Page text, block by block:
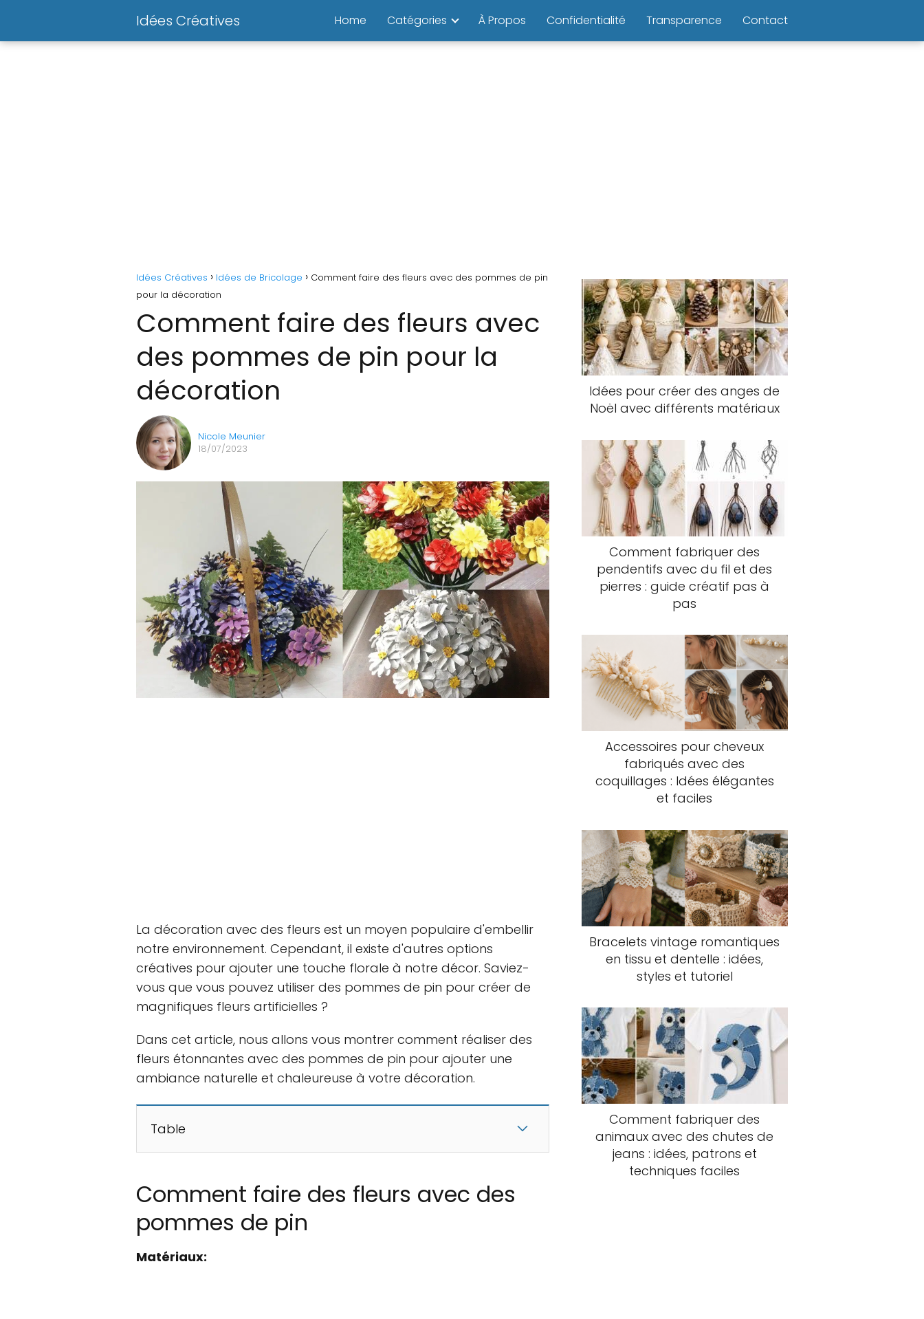
Idées Créatives Home Catégories À Propos Confidentialité Transparence Contact
Idées Créatives Idées de Bricolage
Comment faire des fleurs avec des pommes de pin
pour la décoration
Comment faire des fleurs avec
des pommes de pin pour la
décoration
Nicole Meunier
18/07/2023
La décoration avec des fleurs est un moyen populaire d'embellir
notre environnement. Cependant, il existe d'autres options
créatives pour ajouter une touche florale à notre décor. Saviez-
vous que vous pouvez utiliser des pommes de pin pour créer de
magnifiques fleurs artificielles ?
Dans cet article, nous allons vous montrer comment réaliser des
fleurs étonnantes avec des pommes de pin pour ajouter une
ambiance naturelle et chaleureuse à votre décoration.
Table
Comment faire des fleurs avec des
pommes de pin
Matériaux:
Idées pour créer des anges de
Noël avec différents matériaux
Comment fabriquer des
pendentifs avec du fil et des
pierres : guide créatif pas à
pas
Accessoires pour cheveux
fabriqués avec des
coquillages : Idées élégantes
et faciles
Bracelets vintage romantiques
en tissu et dentelle : idées,
styles et tutoriel
Comment fabriquer des
animaux avec des chutes de
jeans : idées, patrons et
techniques faciles